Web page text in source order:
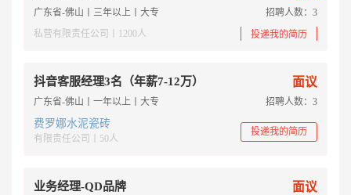
广东省-佛山丨三年以上丨大专
招聘人数：3
私营有限责任公司丨1200人
投递我的简历
抖音客服经理3名（年薪7-12万） 面议
广东省-佛山丨一年以上丨大专 招聘人数：3
费罗娜水泥瓷砖
有限责任公司丨50人
投递我的简历
业务经理-QD品牌 面议